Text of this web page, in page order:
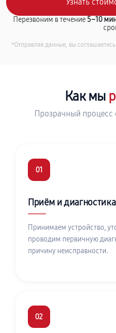
Перезвоним в течение5–10
*Отправляя данные, вы соглашаетесь
Как мы
Прозрачный процесс
01
Приём и диагностика
Принимаем устройство,
проводим первичную
причину неисправности.
02